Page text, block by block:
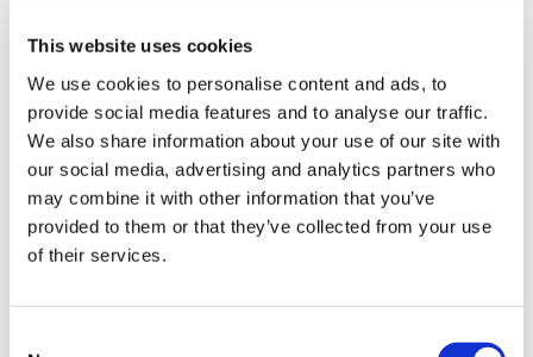
This website uses cookies
We use cookies to personalise content and ads, to
provide social media features and to analyse our traffic.
We also share information about your use of our site with
our social media, advertising and analytics partners who
may combine it with other information that you’ve
provided to them or that they’ve collected from your use
of their services.
Vous bénéficierez d'une entrée gratuite au château d'Édimbourg :
conflits historiques depuis le 12e siècle et monte la garde sur la ville
du haut du Castle Rock. Admirez les éblouissants joyaux de la
couronne écossaise et posez pour des photos avec une vue
panoramique imprenable sur les toits de la ville en arrière-plan.
Voyage de retour